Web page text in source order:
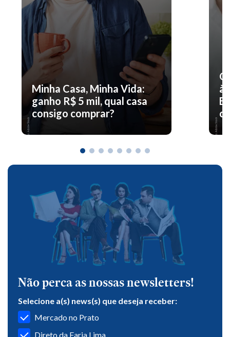
Minha Casa, Minha Vida:
ganho R$ 5 mil, qual casa
consigo comprar?
O
à
Não perca as nossas newsletters!
Selecione a(s) news(s) que deseja receber:
Mercado no Prato
Direto da Faria Lima